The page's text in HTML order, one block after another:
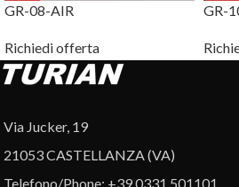
GR-08-AIR
Richiedi offerta
GR-
Via Jucker, 19
21053 CASTELLANZA (VA)
Telefono/Phone: +39 0331 501101